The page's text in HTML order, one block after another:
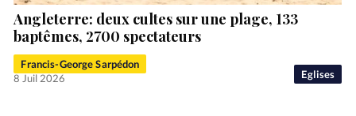
Eglises
Angleterre: deux cultes sur une plage, 133
baptêmes, 2700 spectateurs
Francis-George Sarpédon
8 Juil 2026